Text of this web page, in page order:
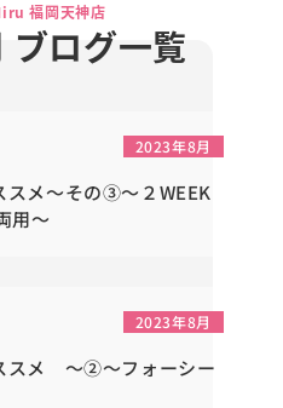
福岡天神店
ログ一覧
2023年8月
スメ～その③～２WEEK
用～
2023年8月
スメ ～②～フォーシー